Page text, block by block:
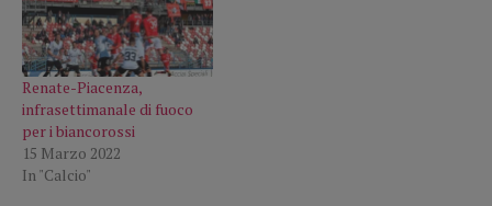
Renate-Piacenza,
infrasettimanale di fuoco
per i biancorossi
15 Marzo 2022
In "Calcio"